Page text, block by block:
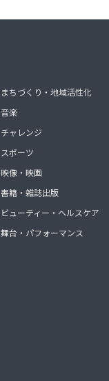
まちづくり・地域活性化
音楽
チャレンジ
スポーツ
映像・映画
書籍・雑誌出版
ビューティー・ヘルスケア
舞台・パフォーマンス